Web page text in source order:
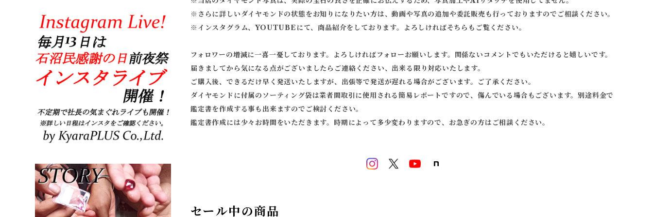
※ さらに詳しいダイヤモンドの状態をお知りになりたい方は、動画や写真の追加や委託販売も行っておりますのでご相談ください。
※ インスタグラム、YOUTUBEにて、商品紹介をしております。よろしければそちらもご覧ください。
フォロワーの増減に一喜一憂しております。よろしければフォローお願いします。関係ないコメントでもいただけると嬉しいです。
届きましてから気になる点がございましたらご連絡ください、出来る限り対応いたします。
ご購入後、できるだけ早く発送いたしますが、出張等で発送が遅れる場合がございます。ご了承ください。
ダイヤモンドに付属のソーティング袋は業者間取引に使用される簡易レポートですので、傷んでいる場合もございます。別途料金で
鑑定書を作成する事も出来ますのでご検討ください。
鑑定書作成には少々お時間をいただきます。時期によって多少変わりますので、お急ぎの方はご相談ください。
セール中の商品